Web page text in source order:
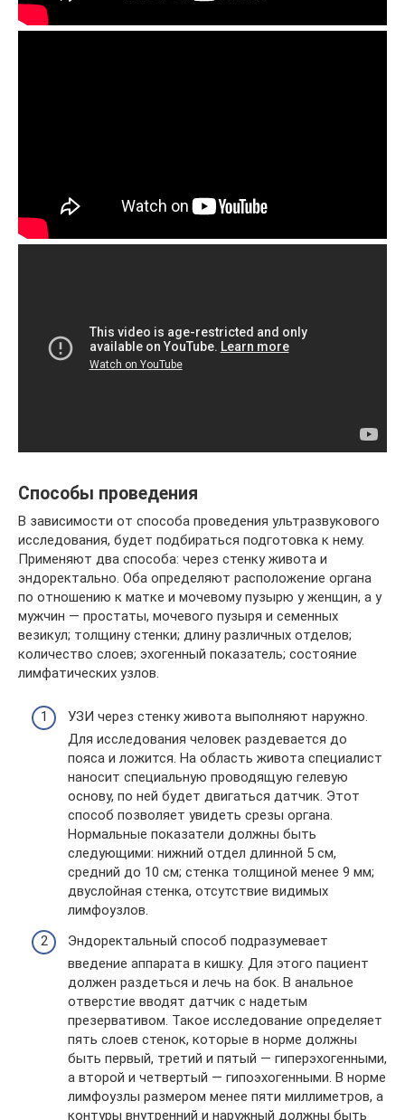
Способы проведения
В зависимости от способа проведения ультразвукового
исследования, будет подбираться подготовка к нему.
Применяют два способа: через стенку живота и
эндоректально. Оба определяют расположение органа
по отношению к матке и мочевому пузырю у женщин, а у
мужчин — простаты, мочевого пузыря и семенных
везикул; толщину стенки; длину различных отделов;
количество слоев; эхогенный показатель; состояние
лимфатических узлов.
УЗИ через стенку живота выполняют наружно.
Для исследования человек раздевается до
пояса и ложится. На область живота специалист
наносит специальную проводящую гелевую
основу, по ней будет двигаться датчик. Этот
способ позволяет увидеть срезы органа.
Нормальные показатели должны быть
следующими: нижний отдел длинной 5 см,
средний до 10 см; стенка толщиной менее 9 мм;
двуслойная стенка, отсутствие видимых
лимфоузлов.
Эндоректальный способ подразумевает
введение аппарата в кишку. Для этого пациент
должен раздеться и лечь на бок. В анальное
отверстие вводят датчик с надетым
презервативом. Такое исследование определяет
пять слоев стенок, которые в норме должны
быть первый, третий и пятый — гиперэхогенными,
а второй и четвертый — гипоэхогенными. В норме
лимфоузлы размером менее пяти миллиметров, а
контуры внутренний и наружный должны быть